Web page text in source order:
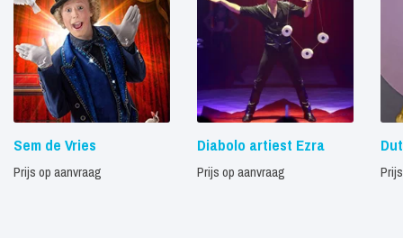
Sem de Vries
Prijs op aanvraag
Diabolo artiest Ezra
Prijs op aanvraag